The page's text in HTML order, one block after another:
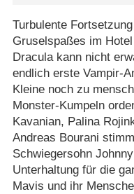
Turbulente
Gruselspaßes im
Dracula kann nicht
endlich erste Vampir-
Kleine noch zu
Monster-Kumpeln
Kavanian, Palina
Andreas Bourani
Schwiegersohn
Unterhaltung für die
Mavis und ihr